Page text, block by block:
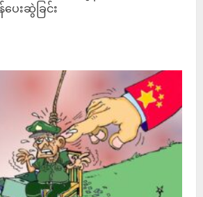
ေးဆွဲခြင်း